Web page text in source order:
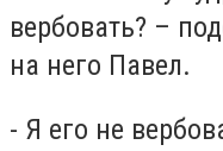
вербовать? –
на него Павел.
- Я его не